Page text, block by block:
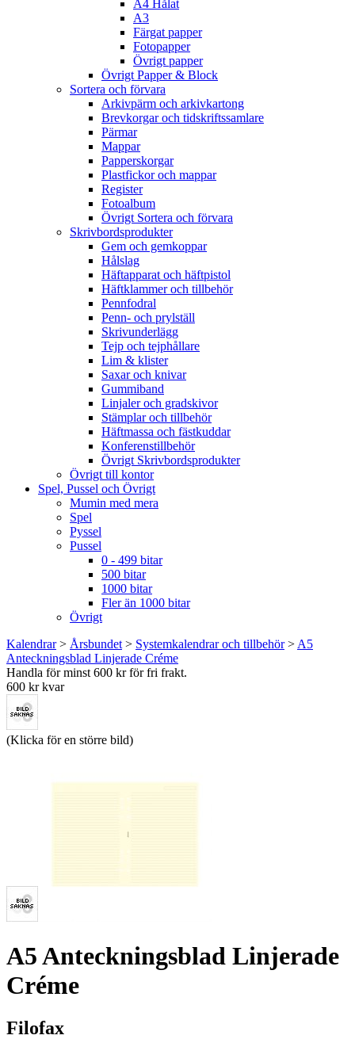
A4 Hålat
A3
Färgat papper
Fotopapper
Övrigt papper
Övrigt Papper & Block
Sortera och förvara
Arkivpärm och arkivkartong
Brevkorgar och tidskriftssamlare
Pärmar
Mappar
Papperskorgar
Plastfickor och mappar
Register
Fotoalbum
Övrigt Sortera och förvara
Skrivbordsprodukter
Gem och gemkoppar
Hålslag
Häftapparat och häftpistol
Häftklammer och tillbehör
Pennfodral
Penn- och prylställ
Skrivunderlägg
Tejp och tejphållare
Lim & klister
Saxar och knivar
Gummiband
Linjaler och gradskivor
Stämplar och tillbehör
Häftmassa och fästkuddar
Konferenstillbehör
Övrigt Skrivbordsprodukter
Övrigt till kontor
Spel, Pussel och Övrigt
Mumin med mera
Spel
Pyssel
Pussel
0 - 499 bitar
500 bitar
1000 bitar
Fler än 1000 bitar
Övrigt
Kalendrar> Årsbundet > Systemkalendrar och tillbehör> A5
Anteckningsblad Linjerade Créme
Handla för minst 600 kr för fri frakt.
600 kr kvar
(Klicka för en större bild)
A5 Anteckningsblad Linjerade
Créme
Filofax